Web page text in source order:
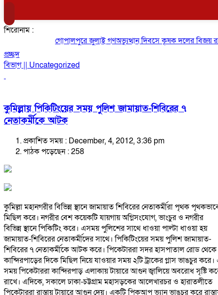
শিরোনাম :
গোপালপুরে জুলাই গণঅভ্যুত্থান দিবসে কৃষক দলের বিজয়
প্রচ্ছদ
বিভাগ || Uncategorized
কুমিল্লায় পিকিটিংয়ের সময় পুলিশ জামায়াত-শিবিরের ৭
নেতাকর্মীকে আটক
প্রকাশিত সময় : December, 4, 2012, 3:36 pm
পাঠক পড়েছেন :258
কুমিল্লা মহানগরীর বিভিন্ন স্থানে জামায়াত শিবিরের নেতাকর্মীরা পৃথক
মিছিল করে। নগরীর বেশ কয়েকটি যায়গায় অগ্নিসংযোগ, ভাংচুর ও নগরীর
বিভিন্ন স্থানে পিকিটিং করে। এসময় পুলিশের সাথে ধাওয়া পাল্টা ধাওয়া হয়
জামায়াত-শিবিরের নেতাকর্মীদের সাথে। পিকিটিংয়ের সময় পুলিশ জামায়াত-
শিবিরের ৭ নেতাকর্মীকে আটক করে। পিকেটাররা সদর হাসপাতাল রোড থেকে
কান্দিরপাড়ের দিকে মিছিল নিয়ে যাওয়ার সময় ২টি ট্রাকের গ্লাস ভাঙচুর
সময় পিকেটাররা কান্দিরপাড় এলাকায় টায়ারে আগুন জ্বালিয়ে অবরোধ সৃষ্টি
রাখে। এদিকে, সকালে ঢাকা-চট্টগ্রাম মহাসড়কের আলেখারচর ও হারাতলীতে
পিকেটাররা রাস্তায় টায়ারে আগুন দেয়। একটি পিকআপ ভ্যান ভাঙচুর করে